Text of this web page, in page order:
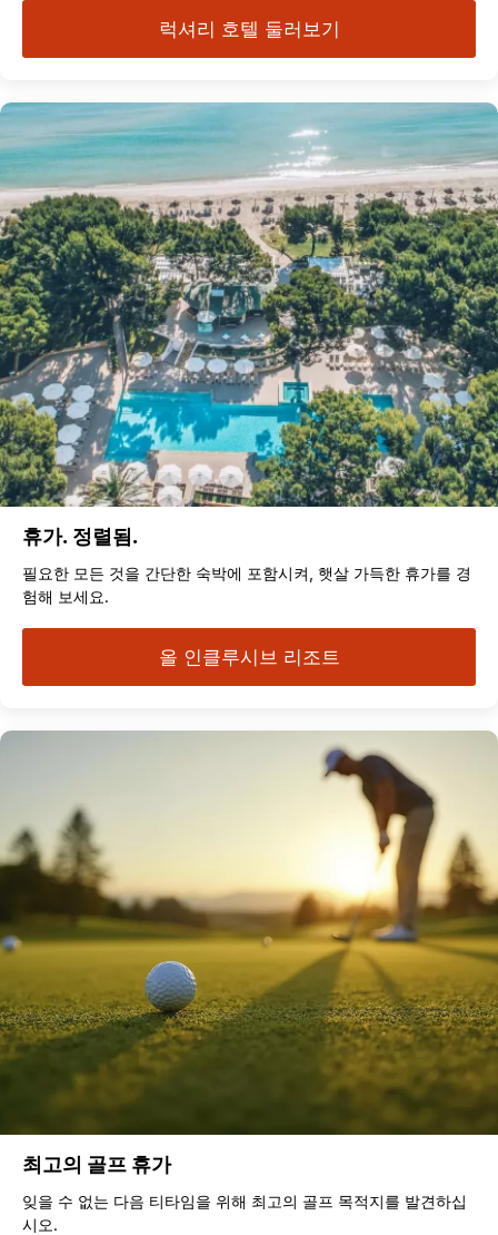
럭셔리 호텔 둘러보기
휴가. 정렬됨.
필요한 모든 것을 간단한 숙박에 포함시켜, 햇살 가득한 휴가를 경
험해 보세요.
올 인클루시브 리조트
최고의 골프 휴가
잊을 수 없는 다음 티타임을 위해 최고의 골프 목적지를 발견하십
시오.